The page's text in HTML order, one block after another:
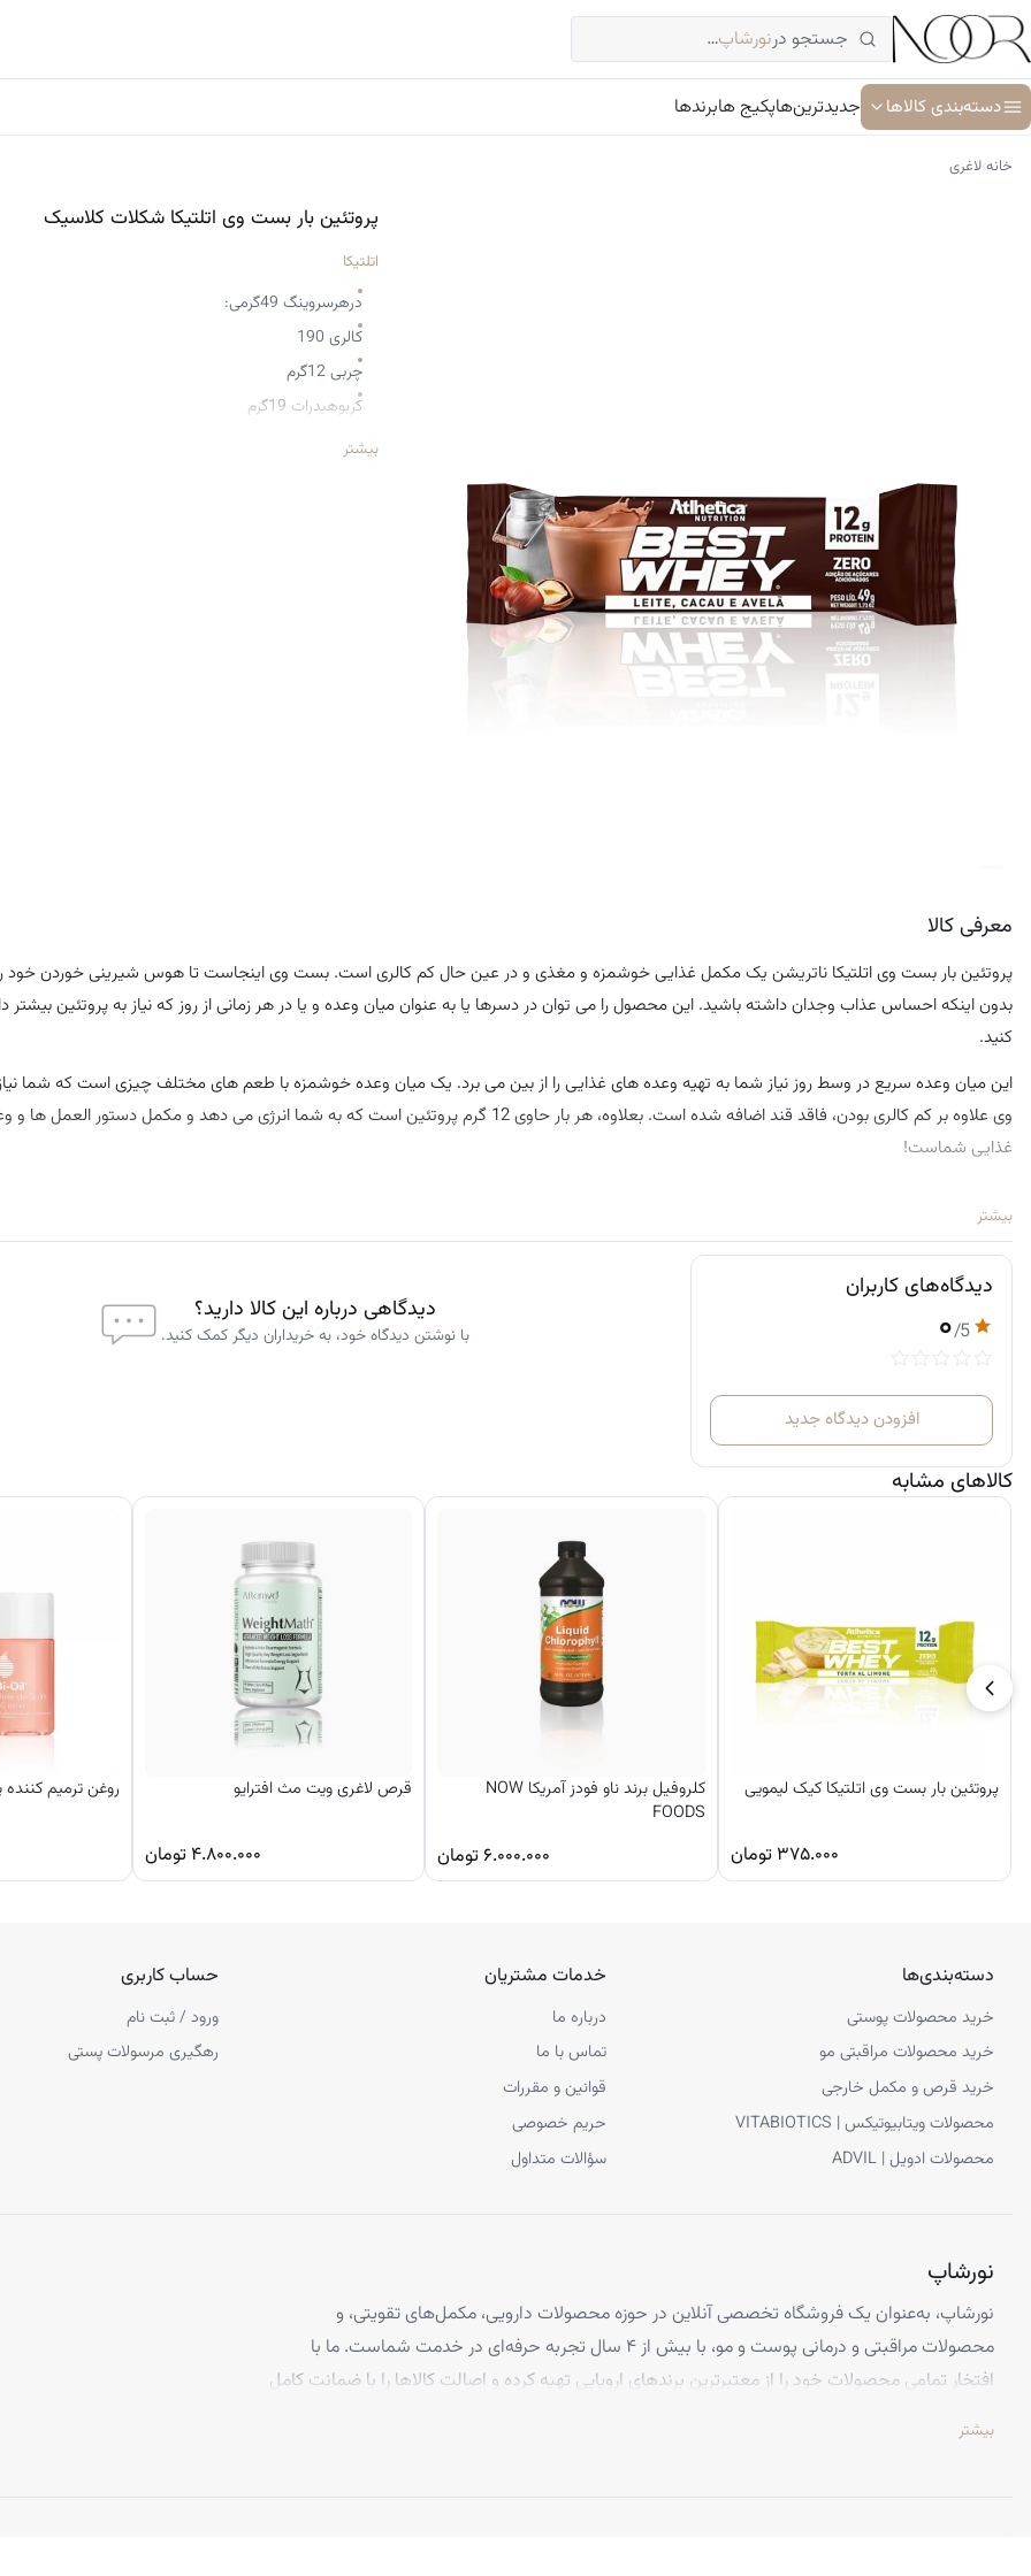
رفتن
به
محتوا
جستجو درنورشاپ…
دسته‌بندی کالاها
کرم دور چشم
کرم ضد لک
جدیدترین‌هاپکیج هابرندها
خانه›لاغری
پروتئین بار بست وی اتلتیکا شکلات کلاسیک
اتلتیکا
درهرسروینگ 49گرمی:
کالری 190
چربی 12گرم
کربوهیدرات 19گرم
پروتئین 12گرمبیشتر
معرفی کالا
پروتئین بار بست وی اتلتیکا ناتریشن یک مکمل غذایی خوشمزه و مغذی و در عین حال کم کالری است. بست وی اینجاست تا هوس شیرینی خوردن خود را
بدون اینکه احساس عذاب وجدان داشته باشید. این محصول را می توان در دسرها یا به عنوان میان وعده و یا در هر زمانی از روز که نیاز به پروتئین بیشتر
کنید.
این میان وعده سریع در وسط روز نیاز شما به تهیه وعده های غذایی را از بین می برد. یک میان وعده خوشمزه با طعم های مختلف چیزی است که شما
وی علاوه بر کم کالری بودن، فاقد قند اضافه شده است. بعلاوه، هر بار حاوی 12 گرم پروتئین است که به شما انرژی می دهد و مکمل دستور
غذایی شماست!
ترکیبات:
کلسیم، کازئین، کنسانتره پروتئین آب پنیر و ایزوله پروتئین آب پنیر]، پوشش پروتئین شکلات سفید، ، روغن های گیاهی (آفتابگردان و نخل)، بادام زمینی
شده، کاکائو، هیدرولیز شده کلاژن،کاکائو هیدرولیزشده ، کلرید سدیم، گلیسیرین گیاهی مرطوب کننده، لسیتین سویا امولسیفایر، طعم دهنده ها، رنگ
نگهدارنده سوربات پتاسیم و شیرین کننده طبیعی مالتیتول و سوکرالوز مصنوعی.
بیشتر
دیدگاه‌های کاربران
۰/5
افزودن دیدگاه جدید
دیدگاهی درباره این کالا دارید؟
با نوشتن دیدگاه خود، به خریداران دیگر کمک کنید.
کالاهای مشابه
پروتئین بار بست وی اتلتیکا کیک لیمویی
۳۷۵.۰۰۰ تومان
کلروفیل برند ناو فودز آمریکا NOW
FOODS
۶.۰۰۰.۰۰۰ تومان
قرص لاغری ویت مث افترایو
۴.۸۰۰.۰۰۰ تومان
روغن ترمیم
دسته‌بندی‌ها
خرید محصولات پوستی
خرید محصولات مراقبتی مو
خرید قرص و مکمل خارجی
محصولات ویتابیوتیکس | VITABIOTICS
محصولات ادویل | ADVIL
خدمات مشتریان
درباره ما
تماس با ما
قوانین و مقررات
حریم خصوصی
سؤالات متداول
حساب کاربری
ورود / ثبت نام
رهگیری مرسولات پستی
نورشاپ
نورشاپ، به‌عنوان یک فروشگاه تخصصی آنلاین در حوزه محصولات دارویی، مکمل‌های تقویتی، و
محصولات مراقبتی و درمانی پوست و مو، با بیش از ۴ سال تجربه حرفه‌ای در خدمت شماست. ما با
افتخار تمامی محصولات خود را از معتبرترین برندهای اروپایی تهیه کرده و اصالت کالاها را با ضمانت کامل
تخصص ما ارائه محصولاتی است که از کیفیت و استانداردهای برتر جهانی برخوردارند، تا بتوانید با
بیشتر